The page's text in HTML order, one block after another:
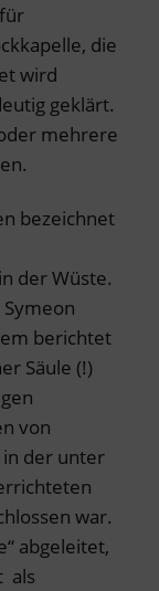
die
wird
geklärt.
mehrere
bezeichnet
der Wüste.
berichtet
Säule (!)
von
in der unter
war.
abgeleitet,
als